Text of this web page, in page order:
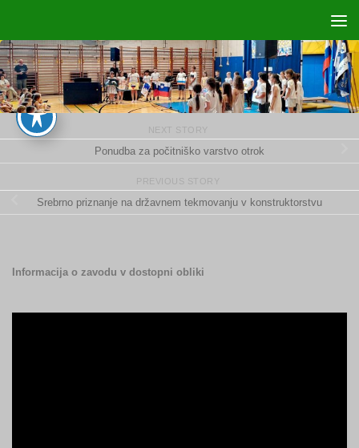
NEXT STORY
Ponudba za počitniško varstvo otrok
PREVIOUS STORY
Srebrno priznanje na državnem tekmovanju v konstruktorstvu
Informacija o zavodu v dostopni obliki